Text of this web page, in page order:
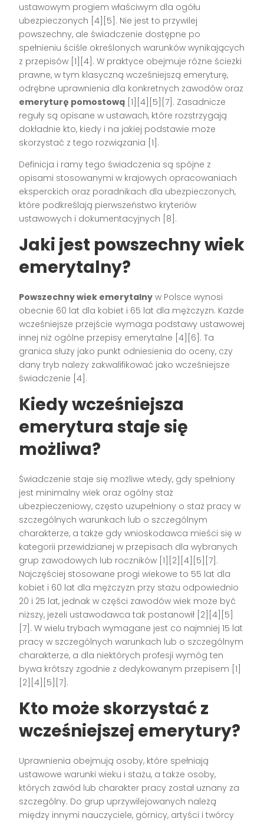
ustawowym progiem właściwym dla ogółu
ubezpieczonych [4][5]. Nie jest to przywilej
powszechny, ale świadczenie dostępne po
spełnieniu ściśle określonych warunków wynikających
z przepisów [1][4]. W praktyce obejmuje różne ścieżki
prawne, w tym klasyczną wcześniejszą emeryturę,
odrębne uprawnienia dla konkretnych zawodów oraz
emeryturę pomostową [1][4][5][7]. Zasadnicze
reguły są opisane w ustawach, które rozstrzygają
dokładnie kto, kiedy i na jakiej podstawie może
skorzystać z tego rozwiązania [1].
Definicja i ramy tego świadczenia są spójne z
opisami stosowanymi w krajowych opracowaniach
eksperckich oraz poradnikach dla ubezpieczonych,
które podkreślają pierwszeństwo kryteriów
ustawowych i dokumentacyjnych [8].
Jaki jest powszechny wiek
emerytalny?
Powszechny wiek emerytalny w Polsce wynosi
obecnie 60 lat dla kobiet i 65 lat dla mężczyzn. Każde
wcześniejsze przejście wymaga podstawy ustawowej
innej niż ogólne przepisy emerytalne [4][6]. Ta
granica służy jako punkt odniesienia do oceny, czy
dany tryb należy zakwalifikować jako wcześniejsze
świadczenie [4].
Kiedy wcześniejsza
emerytura staje się
możliwa?
Świadczenie staje się możliwe wtedy, gdy spełniony
jest minimalny wiek oraz ogólny staż
ubezpieczeniowy, często uzupełniony o staż pracy w
szczególnych warunkach lub o szczególnym
charakterze, a także gdy wnioskodawca mieści się w
kategorii przewidzianej w przepisach dla wybranych
grup zawodowych lub roczników [1][2][4][5][7].
Najczęściej stosowane progi wiekowe to 55 lat dla
kobiet i 60 lat dla mężczyzn przy stażu odpowiednio
20 i 25 lat, jednak w części zawodów wiek może być
niższy, jeżeli ustawodawca tak postanowił [2][4][5]
[7]. W wielu trybach wymagane jest co najmniej 15 lat
pracy w szczególnych warunkach lub o szczególnym
charakterze, a dla niektórych profesji wymóg ten
bywa krótszy zgodnie z dedykowanym przepisem [1]
[2][4][5][7].
Kto może skorzystać z
wcześniejszej emerytury?
Uprawnienia obejmują osoby, które spełniają
ustawowe warunki wieku i stażu, a także osoby,
których zawód lub charakter pracy został uznany za
szczególny. Do grup uprzywilejowanych należą
między innymi nauczyciele, górnicy, artyści i twórcy